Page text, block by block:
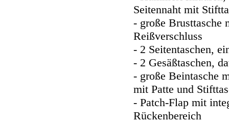
Seitennaht mit
- große Brusttasche
Reißverschluss
- 2 Seitentaschen,
- 2 Gesäßtaschen,
- große Beintasche
mit Patte und
- Patch-Flap mit
Rückenbereich